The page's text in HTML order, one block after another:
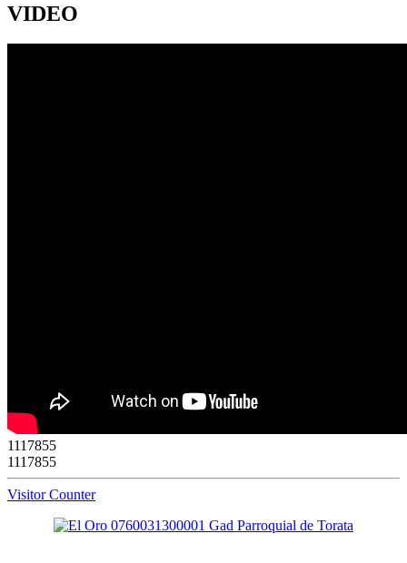
VIDEO
1117855
1117855
Visitor Counter